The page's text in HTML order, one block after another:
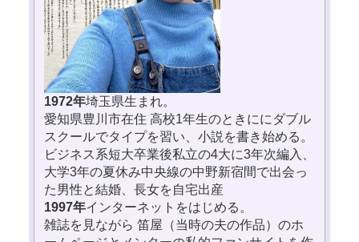
1972年埼玉県生まれ。
愛知県豊川市在住 高校1年生のときににダブル
スクールでタイプを習い、小説を書き始める。
ビジネス系短大卒業後私立の4大に3年次編入、
大学3年の夏休み中央線の中野新宿間で出会っ
た男性と結婚、長女を自宅出産
1997年インターネットをはじめる。
雑誌を見ながら 笛屋（当時の夫の作品）のホ